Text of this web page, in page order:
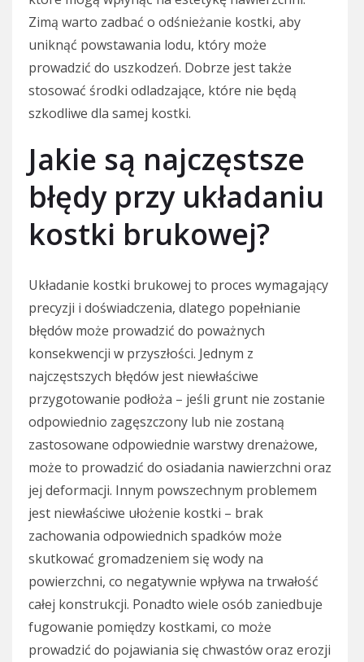
Zimą warto zadbać o odśnieżanie kostki, aby
uniknąć powstawania lodu, który może
prowadzić do uszkodzeń. Dobrze jest także
stosować środki odladzające, które nie będą
szkodliwe dla samej kostki.
Jakie są najczęstsze
błędy przy układaniu
kostki brukowej?
Układanie kostki brukowej to proces wymagający
precyzji i doświadczenia, dlatego popełnianie
błędów może prowadzić do poważnych
konsekwencji w przyszłości. Jednym z
najczęstszych błędów jest niewłaściwe
przygotowanie podłoża – jeśli grunt nie zostanie
odpowiednio zagęszczony lub nie zostaną
zastosowane odpowiednie warstwy drenażowe,
może to prowadzić do osiadania nawierzchni oraz
jej deformacji. Innym powszechnym problemem
jest niewłaściwe ułożenie kostki – brak
zachowania odpowiednich spadków może
skutkować gromadzeniem się wody na
powierzchni, co negatywnie wpływa na trwałość
całej konstrukcji. Ponadto wiele osób zaniedbuje
fugowanie pomiędzy kostkami, co może
prowadzić do pojawiania się chwastów oraz erozji